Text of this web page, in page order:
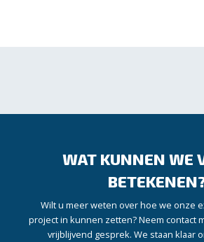
WAT KUNNEN WE
Wilt u meer weten over hoe we onze
project in kunnen zetten? Neem contact
vrijblijvend gesprek. We staan klaar